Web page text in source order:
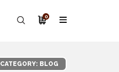
0
CATEGORY: BLOG